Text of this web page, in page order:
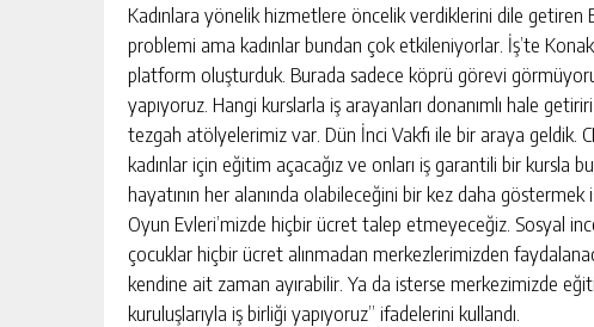
Kadınlara yönelik hizmetlere öncelik verdiklerini dile getiren
problemi ama kadınlar bundan çok etkileniyorlar. İş’te
platform oluşturduk. Burada sadece köprü görevi
yapıyoruz. Hangi kurslarla iş arayanları donanımlı hale
tezgah atölyelerimiz var. Dün İnci Vakfı ile bir araya geldik.
kadınlar için eğitim açacağız ve onları iş garantili bir kursla
hayatının her alanında olabileceğini bir kez daha
Oyun Evleri’mizde hiçbir ücret talep etmeyeceğiz. Sosyal
çocuklar hiçbir ücret alınmadan merkezlerimizden
kendine ait zaman ayırabilir. Ya da isterse merkezimizde
kuruluşlarıyla iş birliği yapıyoruz” ifadelerini kullandı.